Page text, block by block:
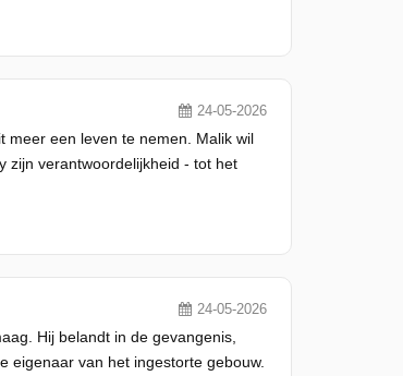
24-05-2026
meer een leven te nemen. Malik wil
zijn verantwoordelijkheid - tot het
24-05-2026
Hij belandt in de gevangenis,
eigenaar van het ingestorte gebouw.